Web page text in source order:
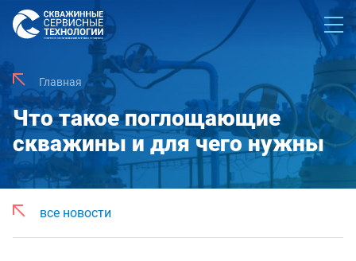
Главная
Что такое поглощающие
скважины и для чего нужны
все новости